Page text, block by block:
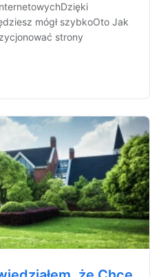
mógł szybkoOto Jak
strony